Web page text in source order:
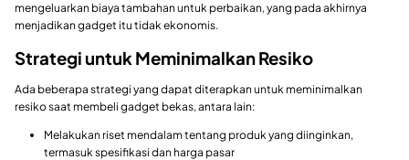
mengeluarkan biaya tambahan untuk perbaikan, yang pada akhirnya
menjadikan gadget itu tidak ekonomis.
Strategi untuk Meminimalkan Resiko
Ada beberapa strategi yang dapat diterapkan untuk meminimalkan
resiko saat membeli gadget bekas, antara lain:
Melakukan riset mendalam tentang produk yang diinginkan,
termasuk spesifikasi dan harga pasar